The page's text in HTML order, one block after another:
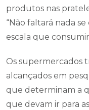
produtos nas
“Não faltará nada
escala que
Os supermercados
alcançados em
que determinam a
que devam ir para